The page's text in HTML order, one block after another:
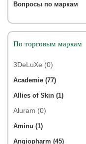
Вопросы по маркам
По торговым маркам
3DeLuXe (0)
Academie (77)
Allies of Skin (1)
Aluram (0)
Aminu (1)
Angiopharm (45)